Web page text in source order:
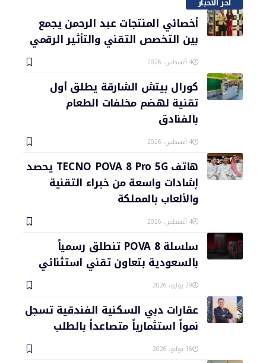
أخصائي المنتجات عبد الرحمن يجمع
بين التخصص التقني والتأثير الرقمي
4 أغسطس، 2026
كورال بيتش الشارقة يطلق أول
تقنية لهضم مخلفات الطعام
بالفنادق
4 أغسطس، 2026
هاتف TECNO POVA 8 Pro 5G يحصد
إشادات واسعة من خبراء التقنية
والألعاب بالمملكة
4 أغسطس، 2026
سلسلة POVA 8 تنطلق رسمياً
بالسعودية بتعاون تقني استثنائي
29 يوليو، 2026
عقارات دبي السكنية الفندقية تسجل
نمواً استثمارياً متصاعداً بالطلب
16 يوليو، 2026